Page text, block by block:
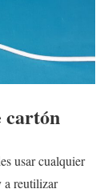
cartón
usar cualquier
a reutilizar